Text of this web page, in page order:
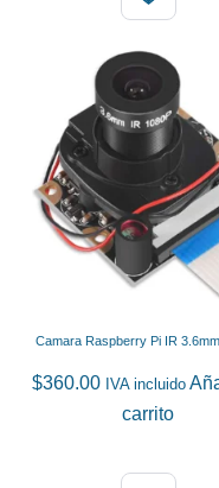
Camara Raspberry Pi IR
$360.00 IVA incluido
carrito